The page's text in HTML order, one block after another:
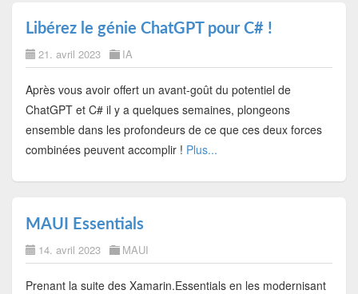
Libérez le génie ChatGPT pour C# !
21. avril 2023 IA
Après vous avoir offert un avant-goût du potentiel de
ChatGPT et C# il y a quelques semaines, plongeons
ensemble dans les profondeurs de ce que ces deux forces
combinées peuvent accomplir ! Plus...
MAUI Essentials
14. avril 2023 MAUI
Prenant la suite des Xamarin.Essentials en les modernisant